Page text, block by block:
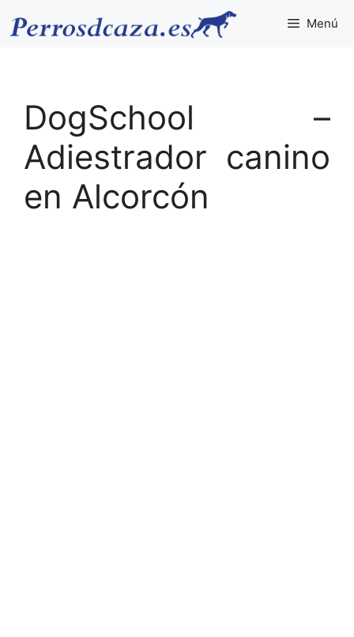
Menú
DogSchool –
Adiestrador canino
en Alcorcón